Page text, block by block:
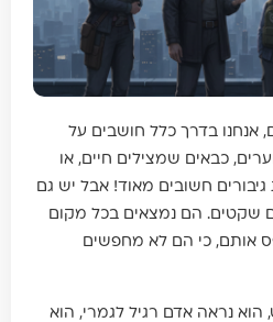
אנחנו בדרך כלל חושבים על
כבאים שמצילים חיים, או
חשובים מאוד! אבל יש גם
שקטים. הם נמצאים בכל מקום
אותם, כי הם לא מחפשים
הוא נראה אדם רגיל לגמרי, הוא